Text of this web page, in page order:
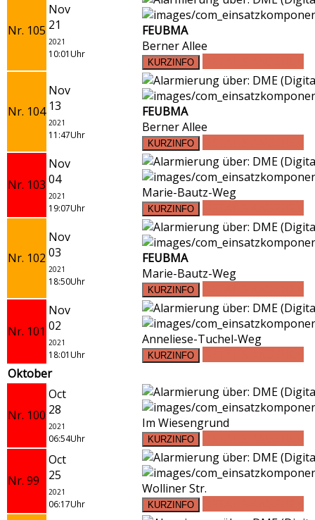
Nr. 105
Nov
21
2021
10:01Uhr
FEUBMA
Berner Allee
Nr. 104
Nov
13
2021
11:47Uhr
FEUBMA
Berner Allee
Nr. 103
Nov
04
2021
19:07Uhr
Marie-Bautz-Weg
Nr. 102
Nov
03
2021
18:50Uhr
FEUBMA
Marie-Bautz-Weg
Nr. 101
Nov
02
2021
18:01Uhr
Anneliese-Tuchel-Weg
Oktober
Nr. 100
Oct
28
2021
06:54Uhr
Im Wiesengrund
Nr. 99
Oct
25
2021
06:17Uhr
Wolliner Str.